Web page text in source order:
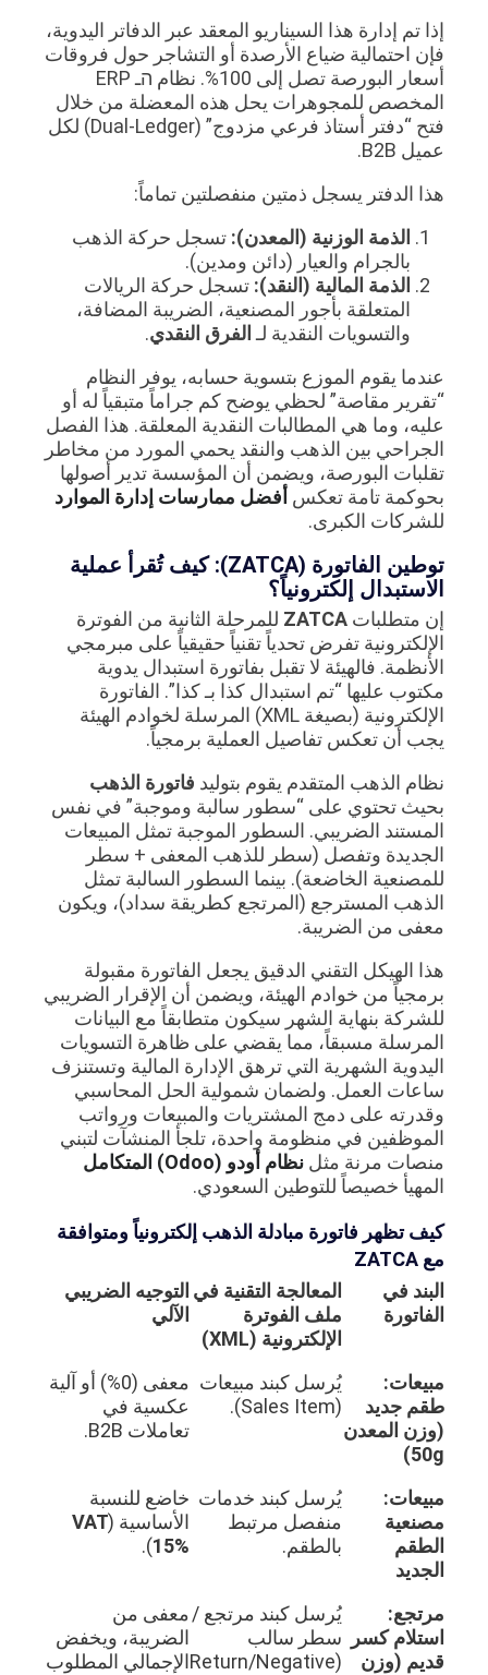
إذا تم إدارة هذا السيناريو المعقد عبر الدفاتر اليدوية،
فإن احتمالية ضياع الأرصدة أو التشاجر حول فروقات
أسعار البورصة تصل إلى 100%. نظام הـ ERP
المخصص للمجوهرات يحل هذه المعضلة من خلال
فتح “دفتر أستاذ فرعي مزدوج” (Dual-Ledger) لكل
عميل B2B.
هذا الدفتر يسجل ذمتين منفصلتين تماماً:
الذمة الوزنية (المعدن): تسجل حركة الذهب
بالجرام والعيار (دائن ومدين).
الذمة المالية (النقد): تسجل حركة الريالات
المتعلقة بأجور المصنعية، الضريبة المضافة،
والتسويات النقدية لـ الفرق النقدي.
عندما يقوم الموزع بتسوية حسابه، يوفر النظام
“تقرير مقاصة” لحظي يوضح كم جراماً متبقياً له أو
عليه، وما هي المطالبات النقدية المعلقة. هذا الفصل
الجراحي بين الذهب والنقد يحمي المورد من مخاطر
تقلبات البورصة، ويضمن أن المؤسسة تدير أصولها
بحوكمة تامة تعكس أفضل ممارسات إدارة الموارد
للشركات الكبرى.
توطين الفاتورة (ZATCA): كيف تُقرأ عملية
الاستبدال إلكترونياً؟
إن متطلبات ZATCA للمرحلة الثانية من الفوترة
الإلكترونية تفرض تحدياً تقنياً حقيقياً على مبرمجي
الأنظمة. فالهيئة لا تقبل بفاتورة استبدال يدوية
مكتوب عليها “تم استبدال كذا بـ كذا”. الفاتورة
الإلكترونية (بصيغة XML) المرسلة لخوادم الهيئة
يجب أن تعكس تفاصيل العملية برمجياً.
نظام الذهب المتقدم يقوم بتوليد فاتورة الذهب
بحيث تحتوي على “سطور سالبة وموجبة” في نفس
المستند الضريبي. السطور الموجبة تمثل المبيعات
الجديدة وتفصل (سطر للذهب المعفى + سطر
للمصنعية الخاضعة). بينما السطور السالبة تمثل
الذهب المسترجع (المرتجع كطريقة سداد)، ويكون
معفى من الضريبة.
هذا الهيكل التقني الدقيق يجعل الفاتورة مقبولة
برمجياً من خوادم الهيئة، ويضمن أن الإقرار الضريبي
للشركة بنهاية الشهر سيكون متطابقاً مع البيانات
المرسلة مسبقاً، مما يقضي على ظاهرة التسويات
اليدوية الشهرية التي ترهق الإدارة المالية وتستنزف
ساعات العمل. ولضمان شمولية الحل المحاسبي
وقدرته على دمج المشتريات والمبيعات ورواتب
الموظفين في منظومة واحدة، تلجأ المنشآت لتبني
منصات مرنة مثل نظام أودو (Odoo) المتكامل
المهيأ خصيصاً للتوطين السعودي.
كيف تظهر فاتورة مبادلة الذهب إلكترونياً ومتوافقة
مع ZATCA
البند في
الفاتورة
المعالجة التقنية في
ملف الفوترة
الإلكترونية (XML)
التوجيه الضريبي
الآلي
مبيعات:
طقم جديد
(وزن المعدن
50g)
يُرسل كبند مبيعات
(Sales Item).
معفى (0%) أو آلية
عكسية في
تعاملات B2B.
مبيعات:
مصنعية
الطقم
الجديد
يُرسل كبند خدمات
منفصل مرتبط
بالطقم.
خاضع للنسبة
الأساسية (VAT
15%
).
مرتجع:
استلام كسر
قديم (وزن
يُرسل كبند مرتجع /
سطر سالب
(Return/Negative
معفى من
الضريبة، ويخفض
الإجمالي المطلوب